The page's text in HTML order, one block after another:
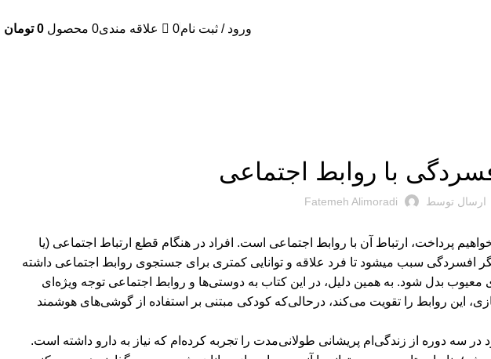
ورود / ثبت نام0 علاقه مندی0 محصول 0 تومان
با روابط اجتماعی
ارسال توسط Fatemeh Alimoradi
پرداخت، ارتباط آن با روابط اجتماعی است. افراد در هنگام قطع ارتباط اجتماعی (یا
احساس آن) مستعد ابتلا به افسردگی هستند. از سوی دیگر افسردگی سبب می‎شود تا فرد علاقه و توانایی کمتری برای جستجوی روابط اجتماعی داشته
معیوب بدل شود. به همین دلیل، در این کتاب به دوستی‌ها و روابط اجتماعی توجه ویژه‌ای
این روابط را تقویت می‌کند، درحالی‌که کودکی مبتنی بر استفاده از گوشی‌های هوشمند
سه دوره از زندگی‌ام پریشانی طولانی‌مدت را تجربه کرده‌ام که نیاز به دارو داشته است.